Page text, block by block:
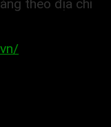
theo địa chỉ